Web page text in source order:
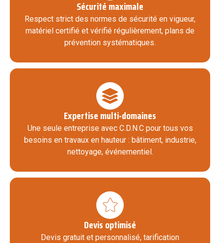
Sécurité maximale
Respect strict des normes de sécurité en vigueur,
matériel certifié et vérifié régulièrement, plans de
prévention systématiques.
Expertise multi-domaines
Une seule entreprise avec C.D.N.C pour tous vos
besoins en travaux en hauteur : bâtiment, industrie,
nettoyage, événementiel.
Devis optimisé
Devis gratuit et personnalisé, tarification